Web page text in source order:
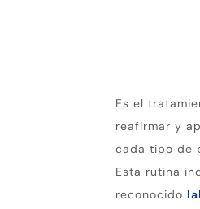
Es el
reafirmar y
cada tipo de
Esta rutina
reconocido